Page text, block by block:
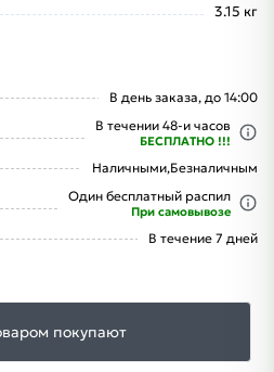
3.15 кг
В день заказа, до 14:00
В течении 48-и часов
БЕСПЛАТНО !!!
Наличными,Безналичным
Один бесплатный распил
При самовывозе
В течение 7 дней
покупают